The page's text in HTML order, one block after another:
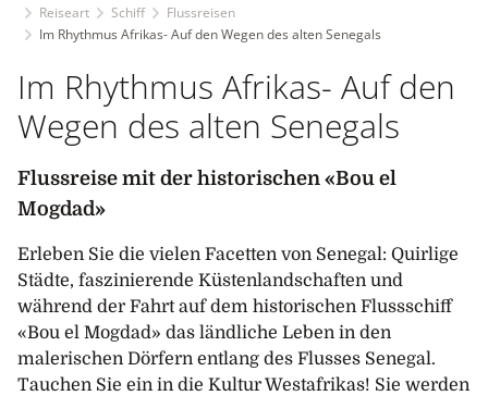
Reiseart Schiff
Flussreisen
Im Rhythmus Afrikas- Auf den Wegen des alten Senegals
Im Rhythmus Afrikas- Auf den
Wegen des alten Senegals
Flussreise mit der historischen «Bou el
Mogdad»
Erleben Sie die vielen Facetten von Senegal: Quirlige
Städte, faszinierende Küstenlandschaften und
während der Fahrt auf dem historischen Flussschiff
«Bou el Mogdad» das ländliche Leben in den
malerischen Dörfern entlang des Flusses Senegal.
Tauchen Sie ein in die Kultur Westafrikas! Sie werden